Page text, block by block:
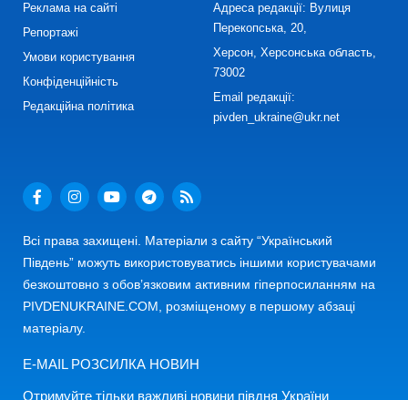
Реклама на сайті
Репортажі
Умови користування
Конфіденційність
Редакційна політика
Адреса редакції: Вулиця
Перекопська, 20,
Херсон, Херсонська область,
73002
Email редакції:
pivden_ukraine@ukr.net
Всі права захищені. Матеріали з сайту “Український
Південь” можуть використовуватись іншими користувачами
безкоштовно з обов’язковим активним гіперпосиланням на
PIVDENUKRAINE.COM, розміщеному в першому абзаці
матеріалу.
E-MAIL РОЗСИЛКА НОВИН
Отримуйте тільки важливі новини півдня України